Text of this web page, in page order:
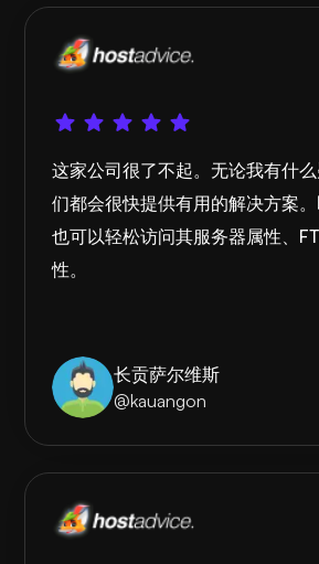
这家公司很了不起。无论我有什
们都会很快提供有用的解决方案
也可以轻松访问其服务器属性、
性。
长贡萨尔维斯
@kauangon